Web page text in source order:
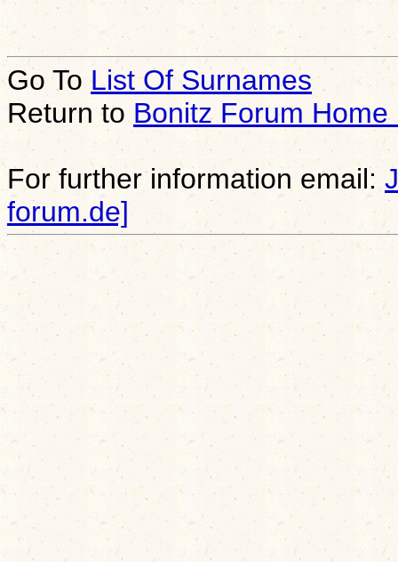
Go To List Of Surnames
Return toBonitz Forum Home
For further information email:
forum.de]